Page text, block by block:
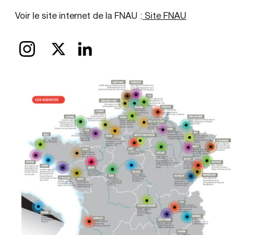
Voir le site internet de la FNAU : Site FNAU
INSTAGRAM X